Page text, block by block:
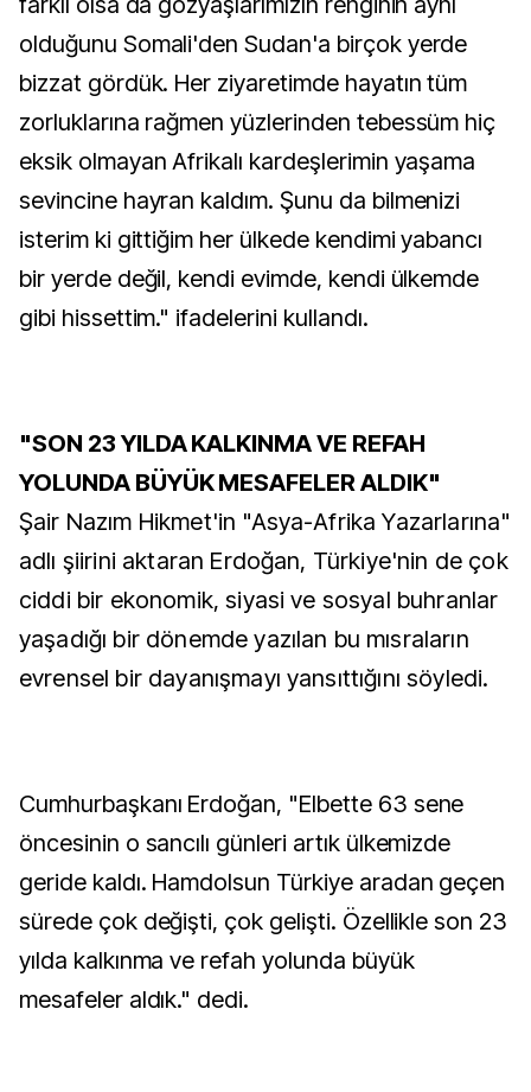
olduğunu Somali'den Sudan'a birçok yerde
bizzat gördük. Her ziyaretimde hayatın tüm
zorluklarına rağmen yüzlerinden tebessüm hiç
eksik olmayan Afrikalı kardeşlerimin yaşama
sevincine hayran kaldım. Şunu da bilmenizi
isterim ki gittiğim her ülkede kendimi yabancı
bir yerde değil, kendi evimde, kendi ülkemde
gibi hissettim." ifadelerini kullandı.
"SON 23 YILDA KALKINMA VE REFAH
YOLUNDA BÜYÜK MESAFELER ALDIK"
Şair Nazım Hikmet'in "Asya-Afrika Yazarlarına"
adlı şiirini aktaran Erdoğan, Türkiye'nin de çok
ciddi bir ekonomik, siyasi ve sosyal buhranlar
yaşadığı bir dönemde yazılan bu mısraların
evrensel bir dayanışmayı yansıttığını söyledi.
Cumhurbaşkanı Erdoğan, "Elbette 63 sene
öncesinin o sancılı günleri artık ülkemizde
geride kaldı. Hamdolsun Türkiye aradan geçen
sürede çok değişti, çok gelişti. Özellikle son 23
yılda kalkınma ve refah yolunda büyük
mesafeler aldık." dedi.